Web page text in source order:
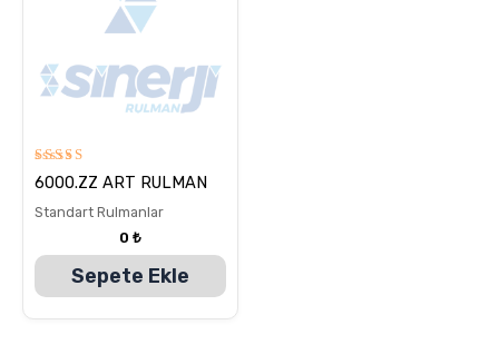
5
üzerinden
oy aldı
6000.ZZ ART RULMAN
Standart Rulmanlar
0 ₺
Sepete Ekle